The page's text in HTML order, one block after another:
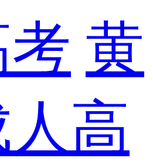
考 黄
高